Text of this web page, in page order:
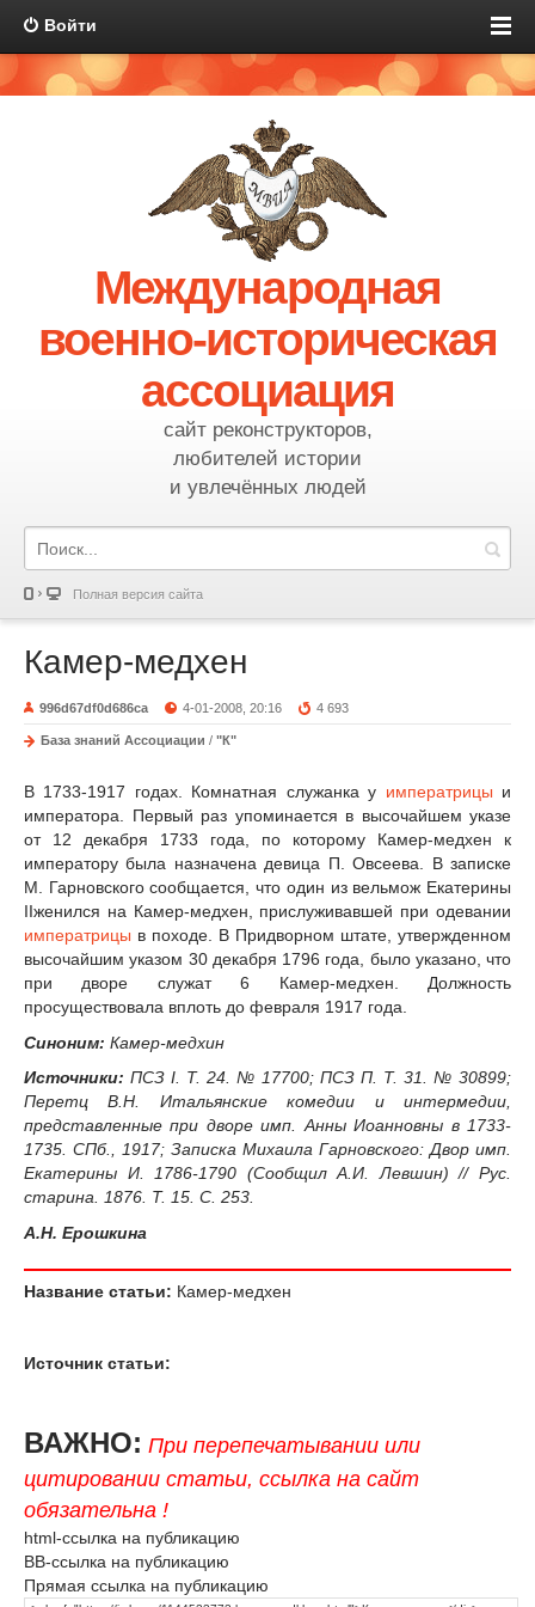
Войти
Международная
военно-историческая
ассоциация
сайт реконструкторов,
любителей истории
и увлечённых людей
Полная версия сайта
Камер-медхен
996d67df0d686ca 4-01-2008, 20:16 4 693
База знаний Ассоциации / "К"
В 1733-1917 годах. Комнатная служанка у императрицы и
императора. Первый раз упоминается в высочайшем указе
от 12 декабря 1733 года, по которому Камер-медхен к
императору была назначена девица П. Овсеева. В записке
М. Гарновского сообщается, что один из вельмож Екатерины
IIженился на Камер-медхен, прислуживавшей при одевании
императрицы в походе. В Придворном штате, утвержденном
высочайшим указом 30 декабря 1796 года, было указано, что
при дворе служат 6 Камер-медхен. Должность
просуществовала вплоть до февраля 1917 года.
Синоним: Камер-медхин
Источники: ПСЗ I. Т. 24. № 17700; ПСЗ П. Т. 31. № 30899;
Перетц В.Н. Итальянские комедии и интермедии,
представленные при дворе имп. Анны Иоанновны в 1733-
1735. СПб., 1917; Записка Михаила Гарновского: Двор имп.
Екатерины И. 1786-1790 (Сообщил А.И. Левшин) // Рус.
старина. 1876. Т. 15. С. 253.
А.Н. Ерошкина
Название статьи: Камер-медхен
Источник статьи:
ВАЖНО: При перепечатывании или
цитировании статьи, ссылка на сайт
обязательна !
html-ссылка на публикацию
BB-ссылка на публикацию
Прямая ссылка на публикацию